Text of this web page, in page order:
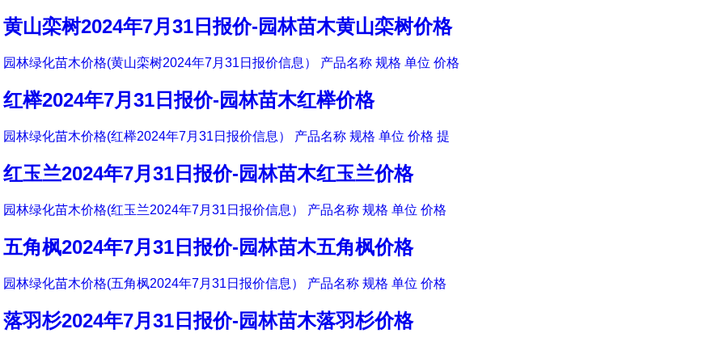
黄山栾树2024年7月31日报价-园林苗木黄山栾树价格
园林绿化苗木价格(黄山栾树2024年7月31日报价信息） 产品名称 规格 单位 价格
红榉2024年7月31日报价-园林苗木红榉价格
园林绿化苗木价格(红榉2024年7月31日报价信息） 产品名称 规格 单位 价格 提
红玉兰2024年7月31日报价-园林苗木红玉兰价格
园林绿化苗木价格(红玉兰2024年7月31日报价信息） 产品名称 规格 单位 价格
五角枫2024年7月31日报价-园林苗木五角枫价格
园林绿化苗木价格(五角枫2024年7月31日报价信息） 产品名称 规格 单位 价格
落羽杉2024年7月31日报价-园林苗木落羽杉价格